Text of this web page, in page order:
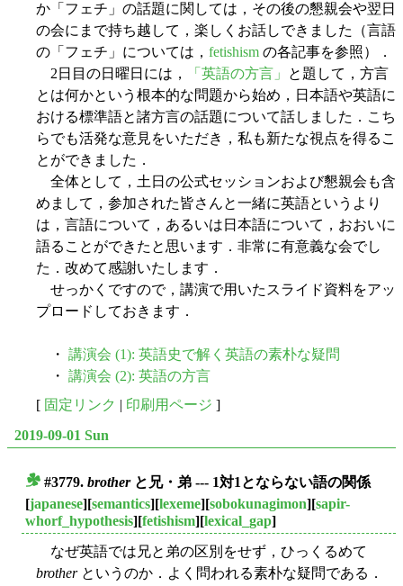
か「フェチ」の話題に関しては，その後の懇親会や翌日
の会にまで持ち越して，楽しくお話しできました（言語
の「フェチ」については， fetishism の各記事を参照）．
2日目の日曜日には，
「英語の方言」
と題して，方言
とは何かという根本的な問題から始め，日本語や英語に
おける標準語と諸方言の話題について話しました．こち
らでも活発な意見をいただき，私も新たな視点を得るこ
とができました．
全体として，土日の公式セッションおよび懇親会も含
めまして，参加された皆さんと一緒に英語というより
は，言語について，あるいは日本語について，おおいに
語ることができたと思います．非常に有意義な会でし
た．改めて感謝いたします．
せっかくですので，講演で用いたスライド資料をアッ
プロードしておきます．
・ 講演会 (1): 英語史で解く英語の素朴な疑問
・ 講演会 (2): 英語の方言
[ 固定リンク | 印刷用ページ ]
2019-09-01 Sun
#3779. brotherと兄・弟 --- 1対1とならない語の関係
[japanese][semantics][lexeme][sobokunagimon][sapir-
whorf_hypothesis][fetishism][lexical_gap]
なぜ英語では兄と弟の区別をせず，ひっくるめて
brotherというのか．よく問われる素朴な疑問である．